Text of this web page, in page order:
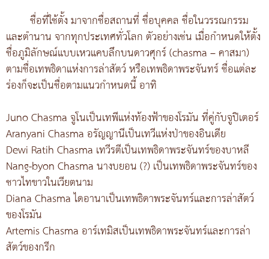
ชื่อที่ใช้ตั้ง มาจากชื่อสถานที่ ชื่อบุคคล ชื่อในวรรณกรรม
และตำนาน จากทุกประเทศทั่วโลก ตัวอย่างเช่น เมื่อกำหนดให้ตั้ง
ชื่อภูมิลักษณ์แบบเหวแคบลึกบนดาวศุกร์ (chasma – คาสมา)
ตามชื่อเทพธิดาแห่งการล่าสัตว์ หรือเทพธิดาพระจันทร์ ชื่อแต่ละ
ร่องก็จะเป็นชื่อตามแนวกำหนดนี้ อาทิ
Juno Chasma จูโนเป็นเทพีแห่งท้องฟ้าของโรมัน ที่คู่กับจูปิเตอร์
Aranyani Chasma อรัญญานีเป็นเทวีแห่งป่าของอินเดีย
Dewi Ratih Chasma เทวีรตีเป็นเทพธิดาพระจันทร์ของบาหลี
Nang-byon Chasma นางบยอน (?) เป็นเทพธิดาพระจันทร์ของ
ชาวไทขาวในเวียตนาม
Diana Chasma ไดอานาเป็นเทพธิดาพระจันทร์และการล่าสัตว์
ของโรมัน
Artemis Chasma อาร์เทมิสเป็นเทพธิดาพระจันทร์และการล่า
สัตว์ของกรีก